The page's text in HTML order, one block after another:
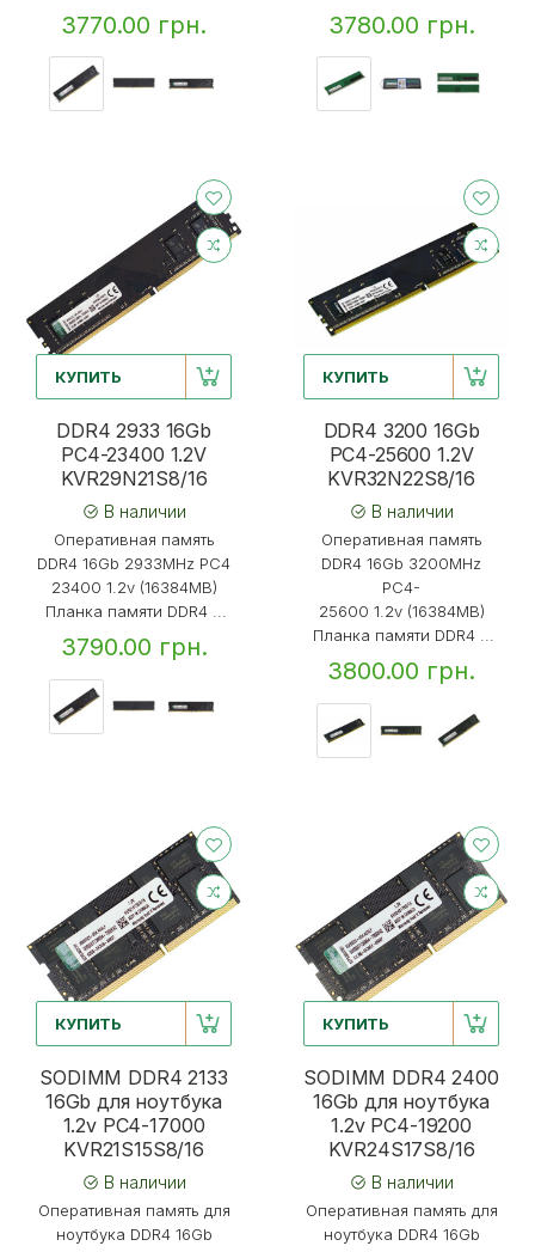
3770.00 грн. 3780.00 грн.
КУПИТЬ
DDR4 2933 16Gb
PC4-23400 1.2V
KVR29N21S8/16
В наличии
Оперативная память
DDR4 16Gb 2933MHz PC4
23400 1.2v (16384MB)
Планка памяти DDR4 ...
3790.00 грн.
КУПИТЬ
DDR4 3200 16Gb
PC4-25600 1.2V
KVR32N22S8/16
В наличии
Оперативная память
DDR4 16Gb 3200MHz
PC4-
25600 1.2v (16384MB)
Планка памяти DDR4 ...
3800.00 грн.
КУПИТЬ
SODIMM DDR4 2133
16Gb для ноутбука
1.2v PC4-17000
KVR21S15S8/16
В наличии
Оперативная память для
ноутбука DDR4 16Gb
КУПИТЬ
SODIMM DDR4 2400
16Gb для ноутбука
1.2v PC4-19200
KVR24S17S8/16
В наличии
Оперативная память для
ноутбука DDR4 16Gb